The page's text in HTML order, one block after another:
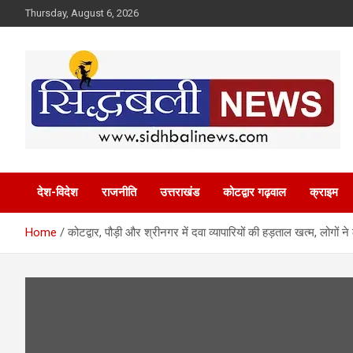
to
Thursday, August 6, 2026
Sidhbali News
देश-विदेश राजनीति उत्तराखंड कोटद्वार गढ़वाल क्राइम
Home कोटद्वार, पौड़ी और श्रीनगर में दवा व्यापारियों की हड़ताल खत्म, लोगों